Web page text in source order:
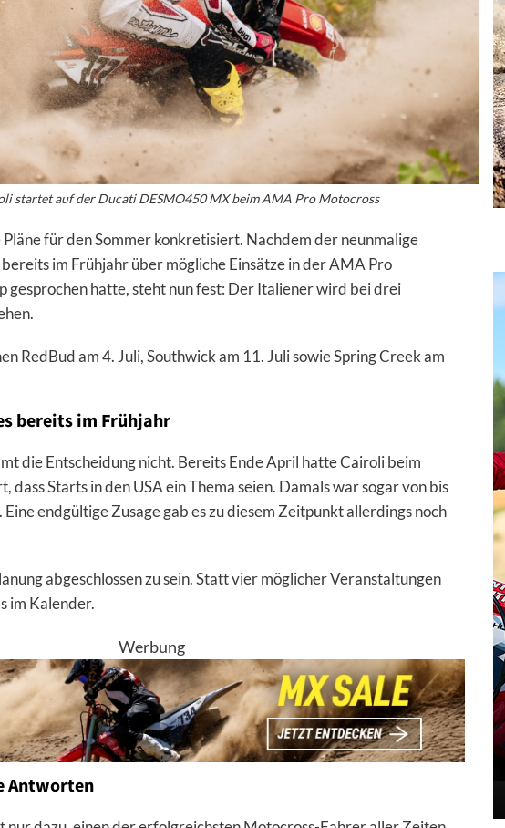
startet auf der Ducati DESMO450 MX beim AMA Pro Motocross
für den Sommer konkretisiert. Nachdem der neunmalige
im Frühjahr über mögliche Einsätze in der AMA Pro
gesprochen hatte, steht nun fest: Der Italiener wird bei drei
RedBud am 4. Juli, Southwick am 11. Juli sowie Spring Creek am
bereits im Frühjahr
die Entscheidung nicht. Bereits Ende April hatte Cairoli beim
, dass Starts in den USA ein Thema seien. Damals war sogar von bis
Eine endgültige Zusage gab es zu diesem Zeitpunkt allerdings noch
abgeschlossen zu sein. Statt vier möglicher Veranstaltungen
im Kalender.
Werbung
Antworten